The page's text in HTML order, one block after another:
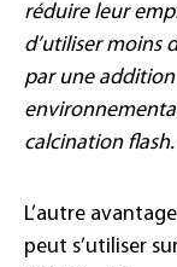
réduire leur
d’utiliser moins
par une
calcination flash.
L’autre
peut s’utiliser